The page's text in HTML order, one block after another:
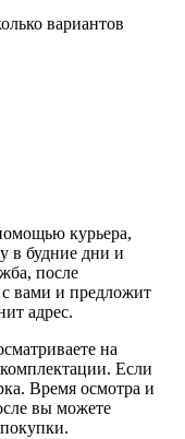
вариантов
курьера,
в будние дни и
после
с вами и предложит
адрес.
на
Если
Время осмотра и
вы можете